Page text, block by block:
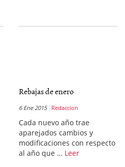
Rebajas de enero
6 Ene 2015 Redaccion
Cada nuevo año trae
aparejados cambios y
modificaciones con respecto
al año que … Leer